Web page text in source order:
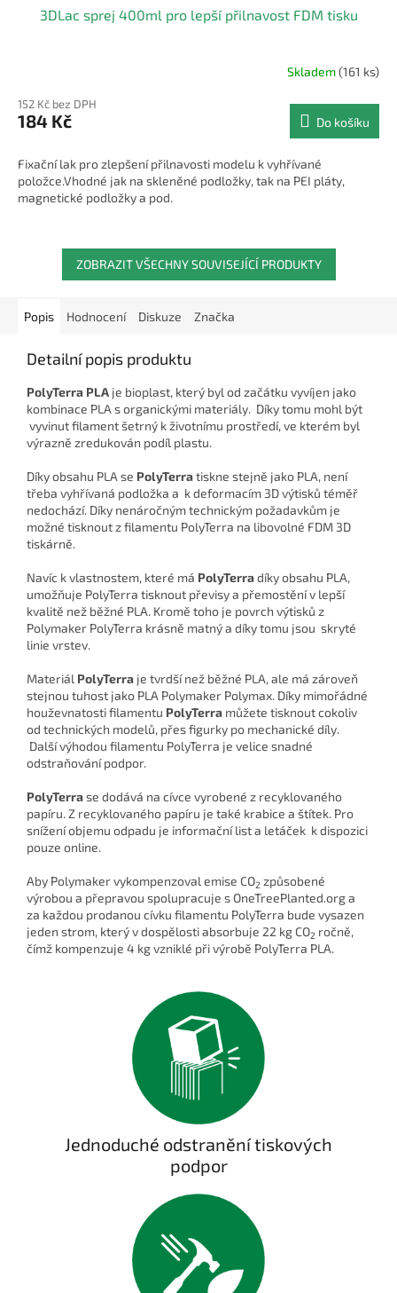
3DLac sprej 400ml pro lepší přilnavost FDM tisku
produktu
je
z
hvězdiček.
Skladem(161 ks)
152 Kč bez DPH
184 Kč Do košíku
Fixační lak pro zlepšení přilnavosti modelu k vyhřívané
položce.Vhodné jak na skleněné podložky, tak na PEI pláty,
magnetické podložky a pod.
ZOBRAZIT VŠECHNY SOUVISEJÍCÍ PRODUKTY
Popis Hodnocení Diskuze Značka
Detailní popis produktu
PolyTerra PLA je bioplast, který byl od začátku vyvíjen jako
kombinace PLA s organickými materiály. Díky tomu mohl být
vyvinut filament šetrný k životnímu prostředí, ve kterém byl
výrazně zredukován podíl plastu.
Díky obsahu PLA se PolyTerratiskne stejně jako PLA, není
třeba vyhřívaná podložka a k deformacím 3D výtisků téměř
nedochází. Díky nenáročným technickým požadavkům je
možné tisknout z filamentu PolyTerra na libovolné FDM 3D
tiskárně.
Navíc k vlastnostem, které má PolyTerradíky obsahu PLA,
umožňuje PolyTerra tisknout převisy a přemostění v lepší
kvalitě než běžné PLA. Kromě toho je povrch výtisků z
Polymaker PolyTerra krásně matný a díky tomu jsou skryté
linie vrstev.
Materiál PolyTerra je tvrdší než běžné PLA, ale má zároveň
stejnou tuhost jako PLA Polymaker Polymax. Díky mimořádné
houževnatosti filamentu PolyTerra můžete tisknout cokoliv
od technických modelů, přes figurky po mechanické díly.
Další výhodou filamentu PolyTerra je velice snadné
odstraňování podpor.
PolyTerrase dodává na cívce vyrobené z recyklovaného
papíru. Z recyklovaného papíru je také krabice a štítek. Pro
snížení objemu odpadu je informační list a letáček k dispozici
pouze online.
Aby Polymaker vykompenzoval emise CO2 způsobené
výrobou a přepravou spolupracuje s OneTreePlanted.org a
za každou prodanou cívku filamentu PolyTerra bude vysazen
jeden strom, který v dospělosti absorbuje 22 kg CO2 ročně,
čímž kompenzuje 4 kg vzniklé při výrobě PolyTerra PLA.
Jednoduché odstranění tiskových
podpor